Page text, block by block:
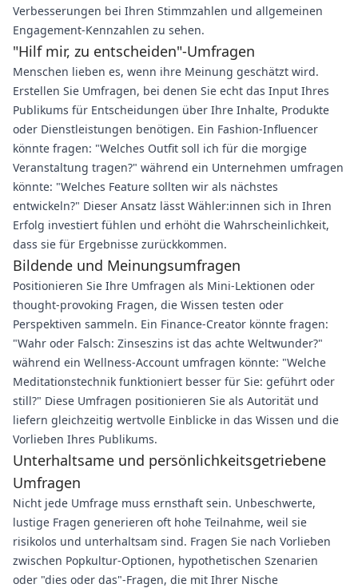
Verbesserungen bei Ihren Stimmzahlen und allgemeinen
Engagement-Kennzahlen zu sehen.
"Hilf mir, zu entscheiden"-Umfragen
Menschen lieben es, wenn ihre Meinung geschätzt wird.
Erstellen Sie Umfragen, bei denen Sie echt das Input Ihres
Publikums für Entscheidungen über Ihre Inhalte, Produkte
oder Dienstleistungen benötigen. Ein Fashion-Influencer
könnte fragen: "Welches Outfit soll ich für die morgige
Veranstaltung tragen?" während ein Unternehmen umfragen
könnte: "Welches Feature sollten wir als nächstes
entwickeln?" Dieser Ansatz lässt Wähler:innen sich in Ihren
Erfolg investiert fühlen und erhöht die Wahrscheinlichkeit,
dass sie für Ergebnisse zurückkommen.
Bildende und Meinungsumfragen
Positionieren Sie Ihre Umfragen als Mini-Lektionen oder
thought-provoking Fragen, die Wissen testen oder
Perspektiven sammeln. Ein Finance-Creator könnte fragen:
"Wahr oder Falsch: Zinseszins ist das achte Weltwunder?"
während ein Wellness-Account umfragen könnte: "Welche
Meditationstechnik funktioniert besser für Sie: geführt oder
still?" Diese Umfragen positionieren Sie als Autorität und
liefern gleichzeitig wertvolle Einblicke in das Wissen und die
Vorlieben Ihres Publikums.
Unterhaltsame und persönlichkeitsgetriebene
Umfragen
Nicht jede Umfrage muss ernsthaft sein. Unbeschwerte,
lustige Fragen generieren oft hohe Teilnahme, weil sie
risikolos und unterhaltsam sind. Fragen Sie nach Vorlieben
zwischen Popkultur-Optionen, hypothetischen Szenarien
oder "dies oder das"-Fragen, die mit Ihrer Nische